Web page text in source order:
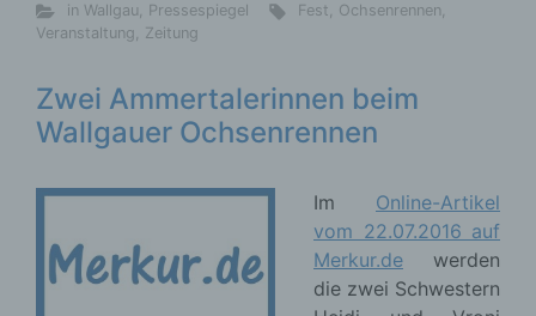
in Wallgau, Pressespiegel Fest, Ochsenrennen,
Veranstaltung, Zeitung
Zwei Ammertalerinnen beim
Wallgauer Ochsenrennen
Im Online-Artikel
vom 22.07.2016 auf
Merkur.de werden
die zwei Schwestern